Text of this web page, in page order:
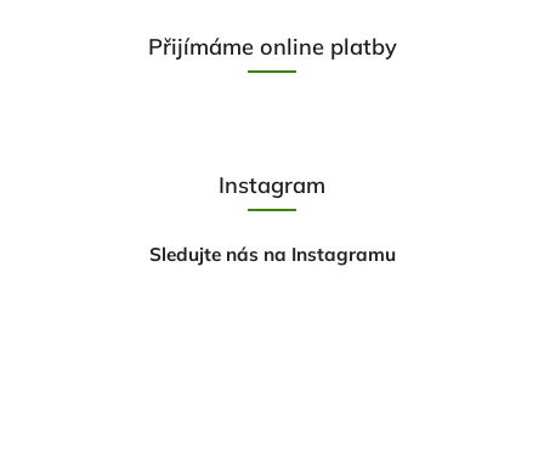
Přijímáme online platby
Instagram
Sledujte nás na Instagramu